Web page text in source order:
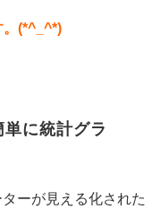
。(*^_^*)
に統計グラ
ーが見える化された